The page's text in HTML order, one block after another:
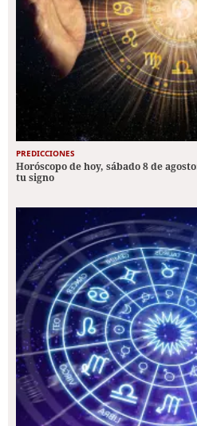
PREDICCIONES
Horóscopo de hoy, sábado 8 de
tu signo